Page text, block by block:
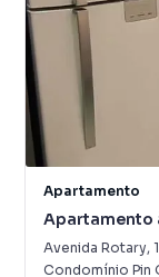
Apartamento
Apartamento
Avenida Rotary,
Condomínio Pin